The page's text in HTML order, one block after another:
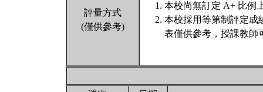
評量方式
(僅供參考)
本校尚無訂定 A+ 比例
本校採用等第制評定成
表僅供參考，授課教師